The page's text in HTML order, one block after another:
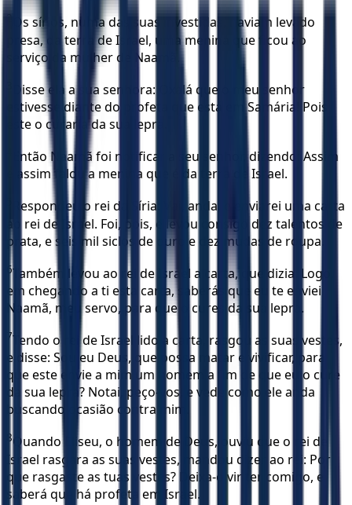
Os sírios, numa das suas investidas, haviam levado
presa, da terra de Israel, uma menina que ficou ao
serviço da mulher de Naamã.
Disse ela a sua senhora: Oxalá que o meu senhor
estivesse diante do profeta que está em Samária! Pois
este o curaria da sua lepra.
Então Naamã foi notificar a seu senhor, dizendo: Assim
e assim falou a menina que é da terra de Israel.
Respondeu o rei da Síria: Vai, anda, e enviarei uma carta
ao rei de Israel. Foi, pois, e levou consigo dez talentos de
prata, e seis mil siclos de ouro e dez mudas de roupa.
6Também levou ao rei de Israel a carta, que dizia: Logo,
em chegando a ti esta carta, saberás que eu te enviei
Naamã, meu servo, para que o cures da sua lepra.
7Tendo o rei de Israel lido a carta, rasgou as suas vestes,
e disse: Sou eu Deus, que possa matar e vivificar, para
que este envie a mim um homem a fim de que eu o cure
da sua lepra? Notai, peço-vos, e vede como ele anda
buscando ocasião contra mim.
8Quando Eliseu, o homem de Deus, ouviu que o rei de
Israel rasgara as suas vestes, mandou dizer ao rei: Por
que rasgaste as tuas vestes? Deixa-o vir ter comigo, e
saberá que há profeta em Israel.